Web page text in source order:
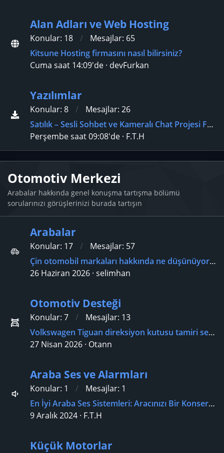
Alan Adları ve Web Hosting
Konular 18 Mesajlar 65
Kitsune Hosting firmasını nasıl bilirsiniz?
Cuma saat 14:09'de devFurkan
Yazılımlar
Konular 8 Mesajlar 26
Satılık – Sesli Sohbet ve Kameralı Chat Projesi Full Sistem
Perşembe saat 09:08'de F.T.H
Otomotiv Merkezi
Arabalar hakkında genel konuşma tartışma bölümü
sorularınızı görüşlerinizi burada tartışın
Arabalar
Konular 17 Mesajlar 57
Çin otomobil markaları hakkında ne düşünüyorsunuz?
26 Haziran 2026 selimhan
Otomotiv Desteği
Konular 7 Mesajlar 13
Volkswagen Tiguan direksiyon kutusu tamiri servis önerisi?
27 Nisan 2026 Otann
Araba Ses ve Alarmları
Konular 1 Mesajlar 1
En İyi Araba Ses Sistemleri: Aracınızı Bir Konser Salonuna Çevirin
9 Aralık 2024 F.T.H
Küçük Motorlar